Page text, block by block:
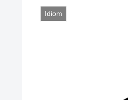
Idiom